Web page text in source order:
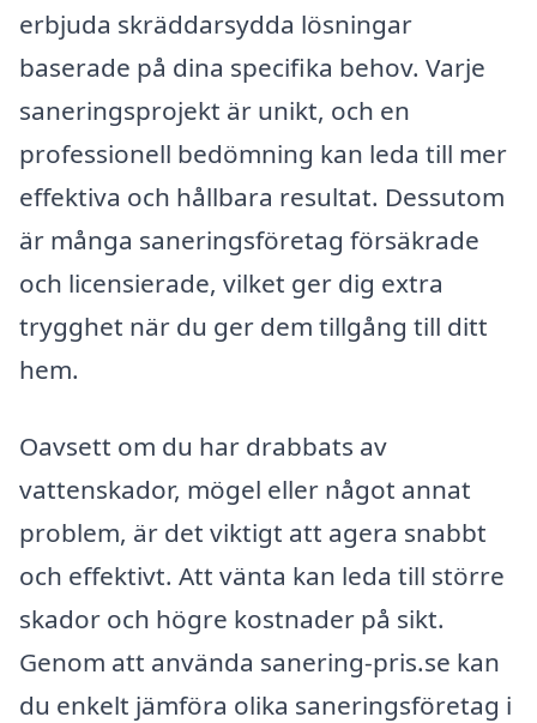
erbjuda skräddarsydda lösningar
baserade på dina specifika behov. Varje
saneringsprojekt är unikt, och en
professionell bedömning kan leda till mer
effektiva och hållbara resultat. Dessutom
är många saneringsföretag försäkrade
och licensierade, vilket ger dig extra
trygghet när du ger dem tillgång till ditt
hem.
Oavsett om du har drabbats av
vattenskador, mögel eller något annat
problem, är det viktigt att agera snabbt
och effektivt. Att vänta kan leda till större
skador och högre kostnader på sikt.
Genom att använda sanering-pris.se kan
du enkelt jämföra olika saneringsföretag i